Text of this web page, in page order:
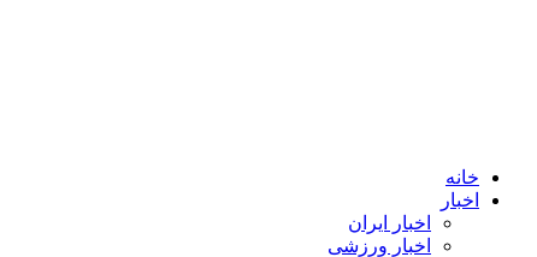
خانه
اخبار
اخبار ایران
اخبار ورزشی